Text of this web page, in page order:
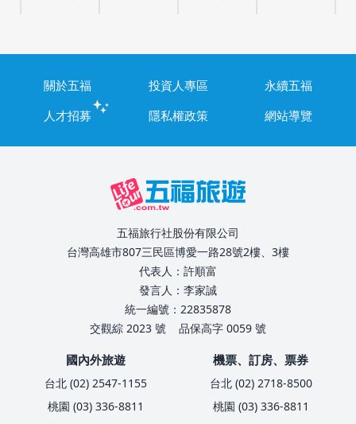
關於五福 投資人專區
永續五福
人才招募
隱私權政策 網站導覽
五福旅行社股份有限公司
台灣高雄市807三民區博愛一路28號2樓、3樓
代表人：許順富
發言人：李家誠
統一編號：22835878
交觀綜 2023 號
品保高字 0059 號
國內外旅遊
台北 (02) 2547-1155
桃園 (03) 336-8811
機票、訂房、票券
台北 (02) 2718-8500
桃園 (03) 336-8811